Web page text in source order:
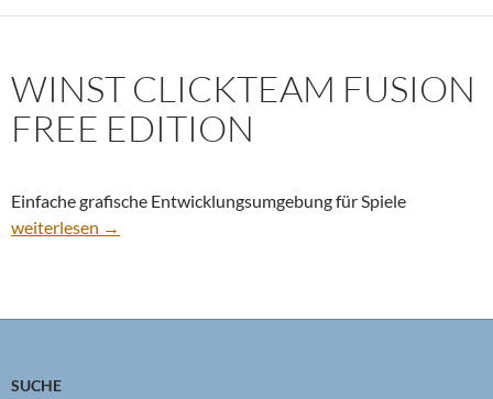
WINST CLICKTEAM FUSION
FREE EDITION
Einfache grafische Entwicklungsumgebung für Spiele
winst Clickteam Fusion Free Edition
weiterlesen →
SUCHE